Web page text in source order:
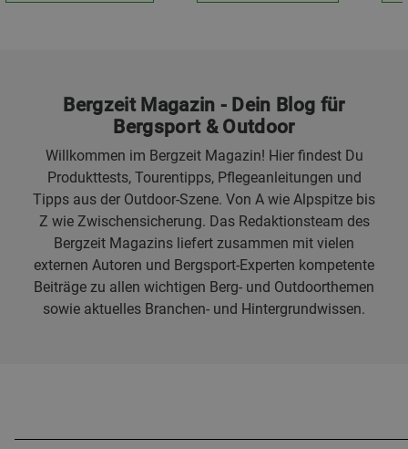
Bergzeit Magazin - Dein Blog für
Bergsport & Outdoor
Willkommen im Bergzeit Magazin! Hier findest Du
Produkttests, Tourentipps, Pflegeanleitungen und
Tipps aus der Outdoor-Szene. Von A wie Alpspitze bis
Z wie Zwischensicherung. Das Redaktionsteam des
Bergzeit Magazins liefert zusammen mit vielen
externen Autoren und Bergsport-Experten kompetente
Beiträge zu allen wichtigen Berg- und Outdoorthemen
sowie aktuelles Branchen- und Hintergrundwissen.